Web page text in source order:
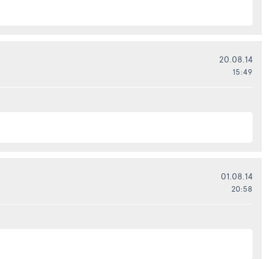
20.08.14
15:49
01.08.14
20:58